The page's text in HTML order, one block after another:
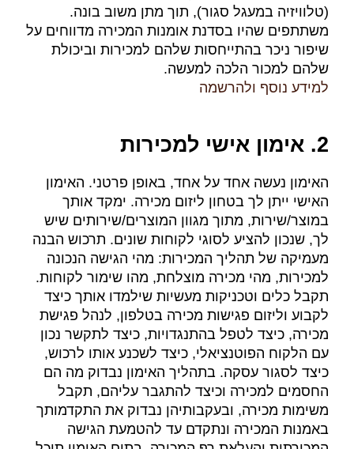
(טלוויזיה במעגל סגור), תוך מתן משוב בונה.
משתתפים שהיו בסדנת אומנות המכירה מדווחים על
שיפור ניכר בהתייחסות שלהם למכירות וביכולת
שלהם למכור הלכה למעשה.
למידע נוסף ולהרשמה
2. אימון אישי למכירות
האימון נעשה אחד על אחד, באופן פרטני. האימון
האישי ייתן לך בטחון ליזום מכירה. ימקד אותך
במוצר/שירות, מתוך מגוון המוצרים/שירותים שיש
לך, שנכון להציע לסוגי לקוחות שונים. תרכוש הבנה
מעמיקה של תהליך המכירות: מהי הגישה הנכונה
למכירות, מהי מכירה מוצלחת, מהו שימור לקוחות.
תקבל כלים וטכניקות מעשיות שילמדו אותך כיצד
לקבוע וליזום פגישות מכירה בטלפון, לנהל פגישת
מכירה, כיצד לטפל בהתנגדויות, כיצד לתקשר נכון
עם הלקוח הפוטנציאלי, כיצד לשכנע אותו לרכוש,
כיצד לסגור עסקה. בתהליך האימון נבדוק מה הם
החסמים למכירה וכיצד להתגבר עליהם, תקבל
משימות מכירה, ובעקבותיהן נבדוק את התקדמותך
באמנות המכירה ונתקדם עד להטמעת הגישה